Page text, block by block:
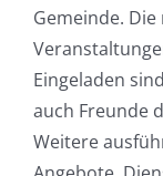
Gemeinde.
Eingeladen
auch Freunde
Weitere